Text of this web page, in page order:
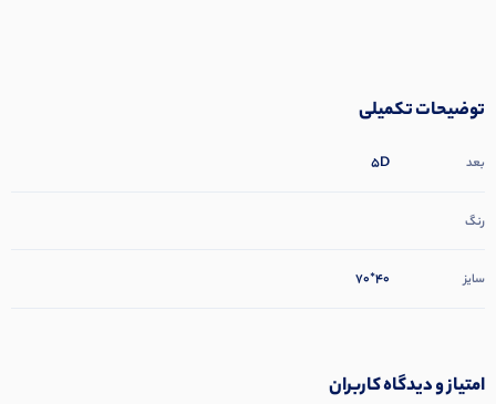
توضیحات تکمیلی
بعد 5D
رنگ
سایز 40*70
امتیاز و دیدگاه کاربران